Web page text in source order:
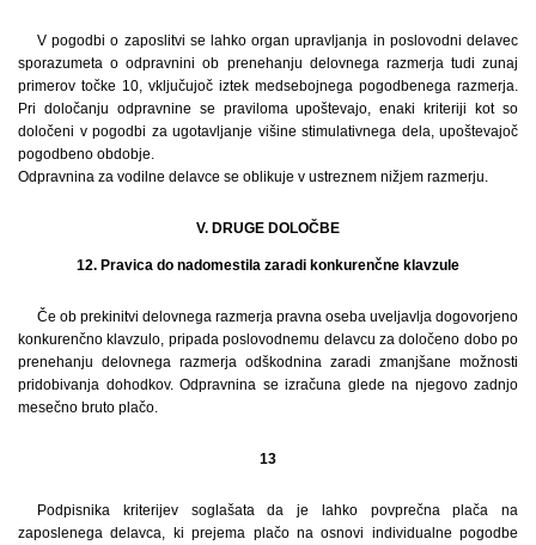
V pogodbi o zaposlitvi se lahko organ upravljanja in poslovodni delavec
sporazumeta o odpravnini ob prenehanju delovnega razmerja tudi zunaj
primerov točke 10, vključujoč iztek medsebojnega pogodbenega razmerja.
Pri določanju odpravnine se praviloma upoštevajo, enaki kriteriji kot so
določeni v pogodbi za ugotavljanje višine stimulativnega dela, upoštevajoč
pogodbeno obdobje.
Odpravnina za vodilne delavce se oblikuje v ustreznem nižjem razmerju.
V. DRUGE DOLOČBE
12. Pravica do nadomestila zaradi konkurenčne klavzule
Če ob prekinitvi delovnega razmerja pravna oseba uveljavlja dogovorjeno
konkurenčno klavzulo, pripada poslovodnemu delavcu za določeno dobo po
prenehanju delovnega razmerja odškodnina zaradi zmanjšane možnosti
pridobivanja dohodkov. Odpravnina se izračuna glede na njegovo zadnjo
mesečno bruto plačo.
13
Podpisnika kriterijev soglašata da je lahko povprečna plača na
zaposlenega delavca, ki prejema plačo na osnovi individualne pogodbe